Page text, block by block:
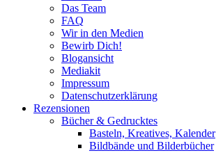
Das Team
FAQ
Wir in den Medien
Bewirb Dich!
Blogansicht
Mediakit
Impressum
Datenschutzerklärung
Rezensionen
Bücher & Gedrucktes
Basteln, Kreatives, Kalender
Bildbände und Bilderbücher